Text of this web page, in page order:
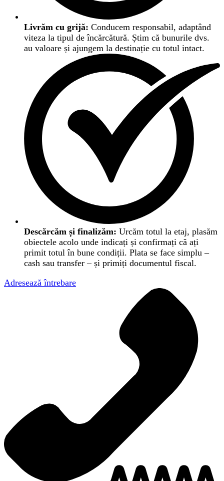
Livrăm cu grijă: Conducem responsabil, adaptând
viteza la tipul de încărcătură. Știm că bunurile dvs.
au valoare și ajungem la destinație cu totul intact.
Descărcăm și finalizăm: Urcăm totul la etaj, plasăm
obiectele acolo unde indicați și confirmați că ați
primit totul în bune condiții. Plata se face simplu –
cash sau transfer – și primiți documentul fiscal.
Adresează întrebare